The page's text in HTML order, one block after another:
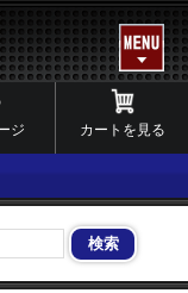
ジ カートを見る